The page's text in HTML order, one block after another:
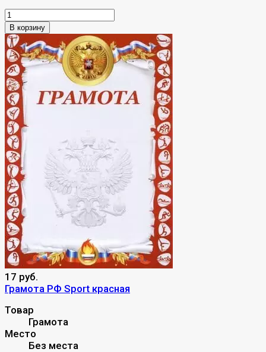
В корзину
17 руб.
Грамота РФ Sport красная
Товар
Грамота
Место
Без места